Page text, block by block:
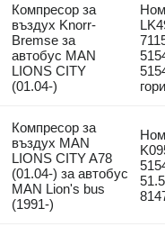
Компресор за
въздух Knorr-
Bremse за
автобус MAN
LIONS CITY
(01.04-)
Компресор за
въздух MAN
LIONS CITY A78
(01.04-) за автобус
MAN Lion's bus
(1991-)